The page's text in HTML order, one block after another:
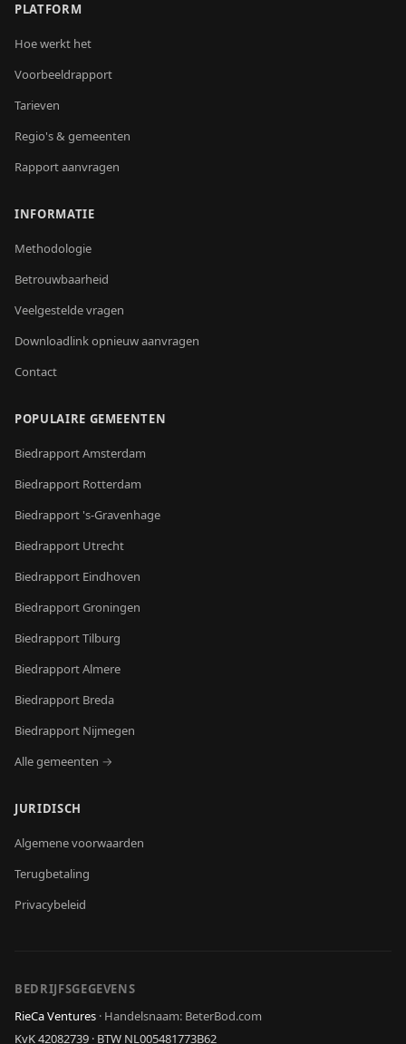
PLATFORM
Hoe werkt het
Voorbeeldrapport
Tarieven
Regio's & gemeenten
Rapport aanvragen
INFORMATIE
Methodologie
Betrouwbaarheid
Veelgestelde vragen
Downloadlink opnieuw aanvragen
Contact
POPULAIRE GEMEENTEN
BiedrapportAmsterdam
Biedrapport Rotterdam
Biedrapport 's-Gravenhage
Biedrapport Utrecht
Biedrapport Eindhoven
BiedrapportGroningen
BiedrapportTilburg
BiedrapportAlmere
Biedrapport Breda
Biedrapport Nijmegen
Alle gemeenten →
JURIDISCH
Algemene voorwaarden
Terugbetaling
Privacybeleid
BEDRIJFSGEGEVENS
RieCa Ventures · Handelsnaam: BeterBod.com
KvK42082739 · BTW NL005481773B62